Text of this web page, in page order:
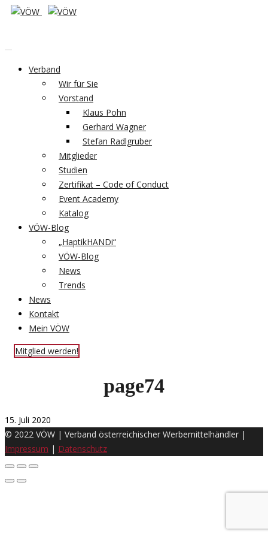
Verband
Wir für Sie
Vorstand
Klaus Pohn
Gerhard Wagner
Stefan Radlgruber
Mitglieder
Studien
Zertifikat – Code of Conduct
Event Academy
Katalog
VÖW-Blog
„HaptikHANDi“
VÖW-Blog
News
Trends
News
Kontakt
Mein VÖW
Mitglied werden!
page74
15. Juli 2020
© 2022 VÖW | Verband österreichischer Werbemittelhändler |
Impressum | Datenschutz